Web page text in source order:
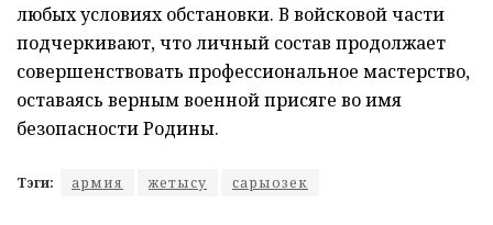
любых условиях обстановки. В войсковой части
подчеркивают, что личный состав продолжает
совершенствовать профессиональное мастерство,
оставаясь верным военной присяге во имя
безопасности Родины.
Тэги: армия жетысу сарыозек